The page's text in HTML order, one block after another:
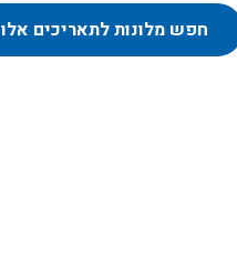
חפש מלונות לתאריכים אלו